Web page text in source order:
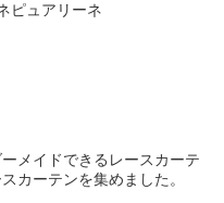
ピュアリーネ
メイドできるレースカーテ
カーテンを集めました。